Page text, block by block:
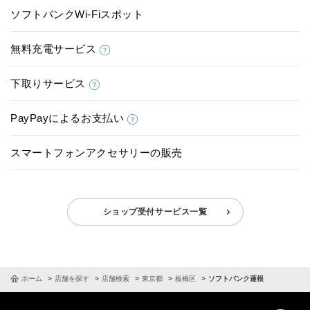
ソフトバンクWi-Fiスポット
無料充電サービス
下取りサービス
PayPayによるお支払い
スマートフォンアクセサリーの販売
ショップ受付サービス一覧
ホーム 店舗を探す 店舗検索 東京都 板橋区 ソフトバンク蓮根